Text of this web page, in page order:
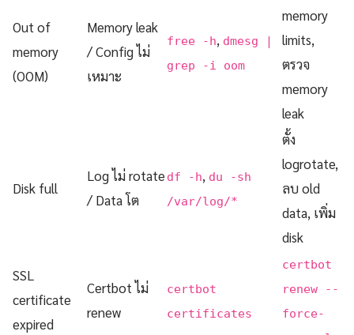
Out of
memory
(OOM)
Memory leak
/ Config ไม่
เหมาะ
free -h, dmesg |
grep -i oom
memory
limits,
ตรวจ
memory
leak
Disk full
Log ไม่ rotate
/ Data โต
df -h, du -sh
/var/log/*
ตั้ง
logrotate,
ลบ old
data, เพิ่ม
disk
SSL
certificate
expired
Certbot ไม่
renew
certbot
certificates
certbot
renew --
force-